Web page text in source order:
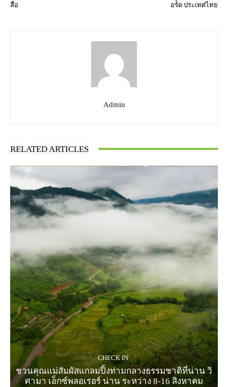
สื่อ
อร์ด ประเทศไทย
Admin
RELATED ARTICLES
CHECK IN
ชวนคุณแม่สัมผัสแกลมปิ้งท่ามกลางธรรมชาติที่น่าน วิ
ศามา เอ็กซ์พลอเรอร์ น่าน ระหว่าง 8-16 สิงหาคม